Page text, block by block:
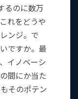
るのに数万
れをどうや
ンジ。で
ですか。最
イノベーシ
間にか当た
そのポテン